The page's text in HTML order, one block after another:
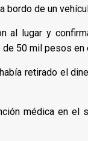
bordo de un
al lugar y
50 mil pesos en
retirado el
médica en